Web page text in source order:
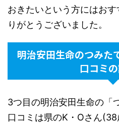
おきたいという方にはお
りがとうございました。
明治安田生命のつみた
口コミ
3つ目の明治安田生命の「
口コミは県のK・Oさん(38